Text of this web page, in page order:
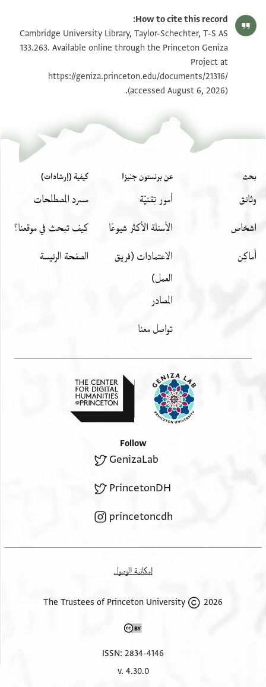
T-S AS 133.263 1v تكبير و تدوير
بيان أذونات الصورة
How to cite this record:
Cambridge University Library, Taylor-Schechter, T-S AS
133.263. Available online through the Princeton Geniza
Project at
https://geniza.princeton.edu/documents/21316/
(accessed August 6, 2026).
بحث
وثائق
اشخاص
أَماكِن
عن برنستون جنيزا
أمور تِقنيّة
الأسئلة الأكثر شيوعًا
الاعتمادات (فريق
العمل)
المصادر
تواصل معنا
كيفية (إرشادات)
مسرد المصطلحات
كيف تبحث في موقعنا؟
الصفحة الرئيسة
Follow
GenizaLab
PrincetonDH
princetoncdh
إمكانية الوصول
2026 The Trustees of Princeton University
ISSN: 2834-4146
v. 4.30.0